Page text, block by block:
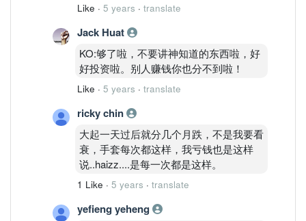
Like · 5 years · translate
Jack Huat
KO:够了啦，不要讲神知道的东西啦，好
好投资啦。别人赚钱你也分不到啦！
Like · 5 years · translate
ricky chin
大起一天过后就分几个月跌，不是我要看
衰，手套每次都这样，我亏钱也是这样
说..haizz....是每一次都是这样。
1 Like · 5 years · translate
yefieng yeheng